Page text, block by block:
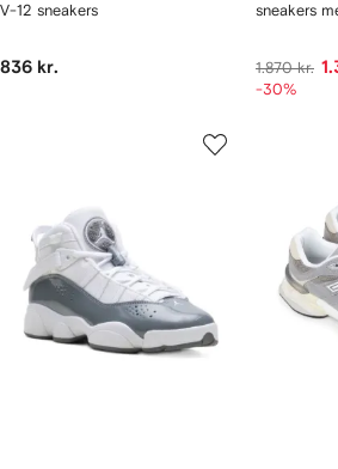
V-12 sneakers
836 kr.
sneakers
1.870 kr.
-30%